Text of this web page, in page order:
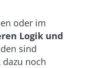
oder im
Logik und
sind
noch